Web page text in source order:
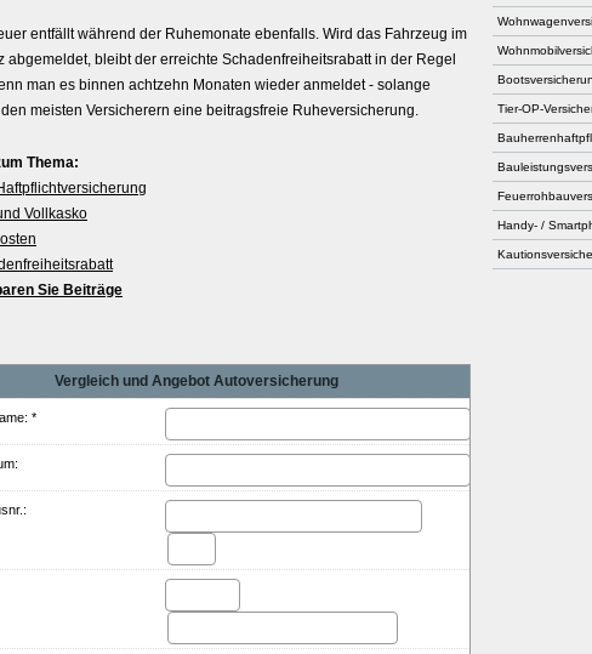
Tier-OP-
Handy- /
entfällt während der Ruhemonate ebenfalls. Wird das Fahrzeug im
abgemeldet, bleibt der erreichte Schadenfreiheitsrabatt in der Regel
man es binnen achtzehn Monaten wieder anmeldet - solange
meisten Versicherern eine beitragsfreie Ruheversicherung.
Thema:
Vollkasko
Sie Beiträge
Vergleich und Angebot Auto­ver­si­che­rung
*